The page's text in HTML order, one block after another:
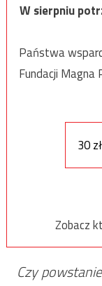
W sierpniu
Państwa
Fundacji Magna
30 zł
Zobacz
Czy